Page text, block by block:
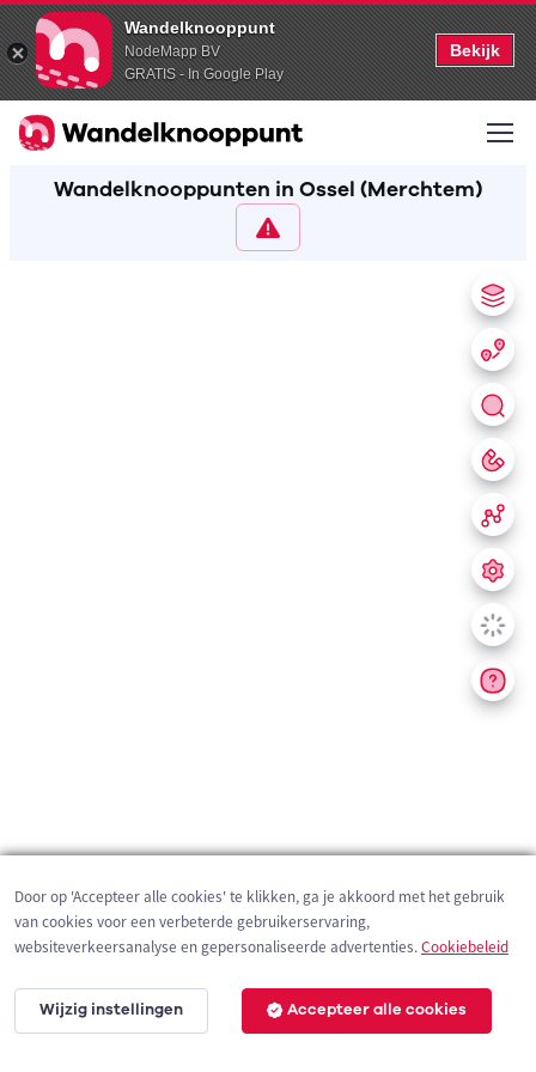
Wandelknooppunt
NodeMapp BV
GRATIS - In Google Play
Bekijk
Wandelknooppunten in Ossel (Merchtem)
200 m
Door op 'Accepteer alle cookies' te klikken, ga je akkoord met het gebruik
van cookies voor een verbeterde gebruikerservaring,
websiteverkeersanalyse en gepersonaliseerde advertenties.Cookiebeleid
Wijzig instellingen Accepteer alle cookies